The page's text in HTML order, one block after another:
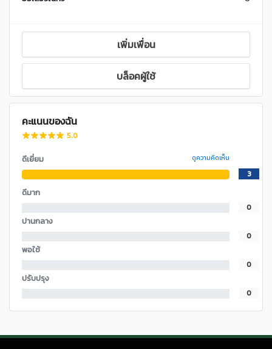
เพิ่มเพื่อน
บล็อคผู้ใช้
คะแนนของฉัน
5.0
ดีเยี่ยม ดูความคิดเห็น
3
ดีมาก
0
ปานกลาง
0
พอใช้
0
ปรับปรุง
0